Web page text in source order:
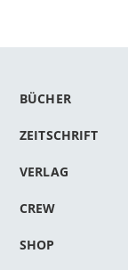
BÜCHER
ZEITSCHRIFT
VERLAG
CREW
SHOP